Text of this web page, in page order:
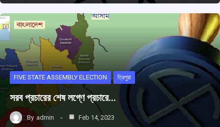
FIVE STATE ASSEMBLY ELECTION ত্রিপুরা
সরব প্রচারের শেষ লগ্ণে প্রচারে…
By admin Feb 14, 2023